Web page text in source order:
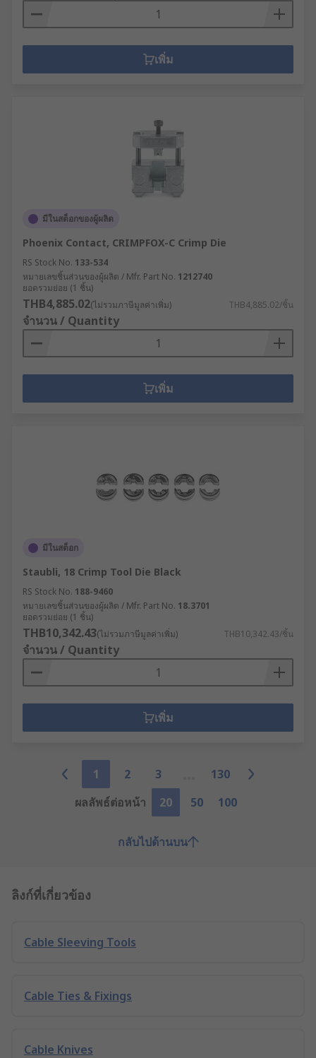
เพิ่ม
มีในสต็อกของผู้ผลิต
Phoenix Contact, CRIMPFOX-C Crimp Die
RS Stock No. 133-534
หมายเลขชิ้นส่วนของผู้ผลิต / Mfr. Part No. 1212740
ยอดรวมย่อย (1 ชิ้น)
THB4,885.02(ไม่รวมภาษีมูลค่าเพิ่ม) THB4,885.02/ชิ้น
จำนวน / Quantity
เพิ่ม
มีในสต็อก
Staubli, 18 Crimp Tool Die Black
RS Stock No. 188-9460
หมายเลขชิ้นส่วนของผู้ผลิต / Mfr. Part No. 18.3701
ยอดรวมย่อย (1 ชิ้น)
THB10,342.43(ไม่รวมภาษีมูลค่าเพิ่ม) THB10,342.43/ชิ้น
จำนวน / Quantity
เพิ่ม
1 2 3
130
ผลลัพธ์ต่อหน้า
20 50 100
กลับไปด้านบน
ลิงก์ที่เกี่ยวข้อง
Cable Sleeving Tools
Cable Ties & Fixings
Cable Knives